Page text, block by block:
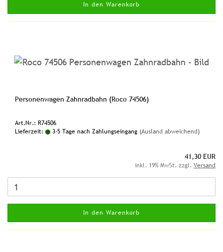
In den Warenkorb
Personenwagen Zahnradbahn (Roco 74506)
Art.Nr.: R74506
Lieferzeit:
3-5 Tage nach Zahlungseingang (Ausland abweichend)
41,30 EUR
inkl. 19% MwSt. zzgl. Versand
In den Warenkorb